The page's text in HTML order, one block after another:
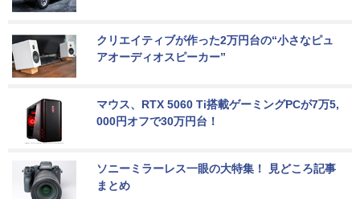
クリエイティブが作った2万円台の“小さなピュ
アオーディオスピーカー”
マウス、RTX 5060 Ti搭載ゲーミングPCが7万5,
000円オフで30万円台！
ソニーミラーレス一眼の大特集！ 見どころ記事
まとめ